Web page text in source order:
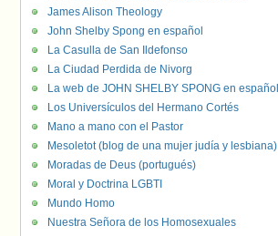
James Alison Theology
John Shelby Spong en español
La Casulla de San Ildefonso
La Ciudad Perdida de Nivorg
La web de JOHN SHELBY SPONG en español
Los Universículos del Hermano Cortés
Mano a mano con el Pastor
Mesoletot (blog de una mujer judía y lesbiana)
Moradas de Deus (portugués)
Moral y Doctrina LGBTI
Mundo Homo
Nuestra Señora de los Homosexuales